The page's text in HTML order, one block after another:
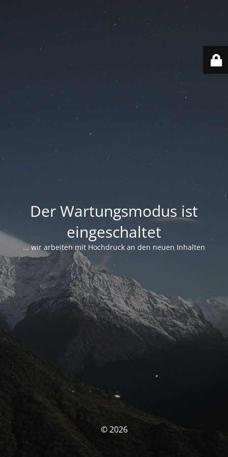
Der Wartungsmodus ist
eingeschaltet
... wir arbeiten mit Hochdruck an den neuen Inhalten
© 2026